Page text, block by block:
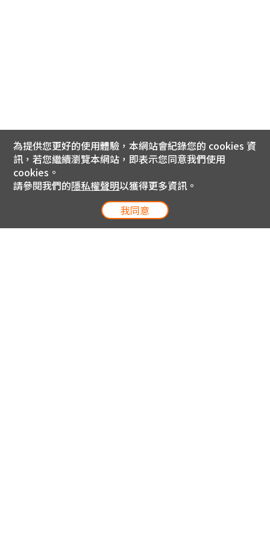
為提供您更好的使用體驗，本網站會紀錄您的 cookies 資
訊，若您繼續瀏覽本網站，即表示您同意我們使用
cookies。
請參閱我們的隱私權聲明以獲得更多資訊。
我同意